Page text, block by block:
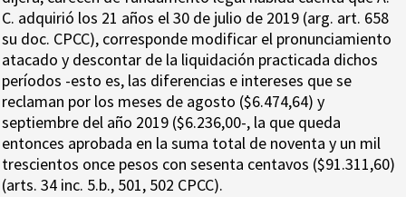
C. adquirió los 21 años el 30 de julio de 2019 (arg. art. 658
su doc. CPCC), corresponde modificar el pronunciamiento
atacado y descontar de la liquidación practicada dichos
períodos -esto es, las diferencias e intereses que se
reclaman por los meses de agosto ($6.474,64) y
septiembre del año 2019 ($6.236,00-, la que queda
entonces aprobada en la suma total de noventa y un mil
trescientos once pesos con sesenta centavos ($91.311,60)
(arts. 34 inc. 5.b., 501, 502 CPCC).